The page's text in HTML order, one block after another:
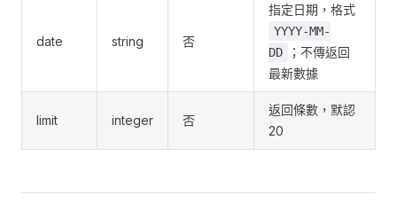
date string 否
指定日期，格式
YYYY-MM-
DD
；不傳返回
最新數據
limit integer 否
返回條數，默認
20